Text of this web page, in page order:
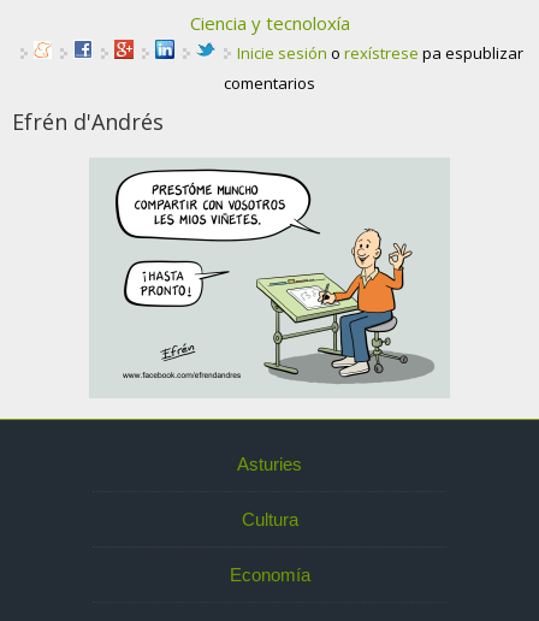
Ciencia y tecnoloxía
Inicie sesión o rexístrese pa espublizar
comentarios
Efrén d'Andrés
Asturies
Cultura
Economía